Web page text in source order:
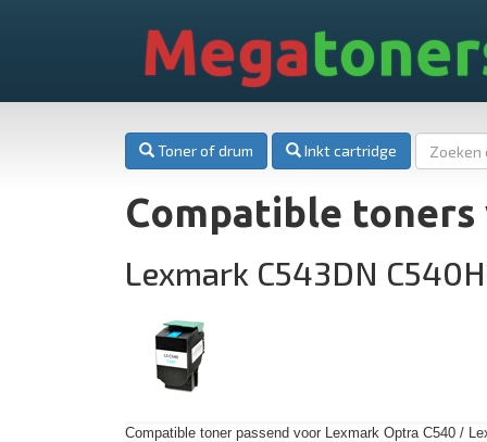
Mega
Toner of drum Inkt cartridge
Compatible toners
Lexmark C543DN
Compatible toner passend voor Lexmark Optra C540 /